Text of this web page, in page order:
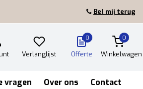
Bel mij terug
Verlanglijst
0
Offerte
0
Winkelwagen
vragen Over ons Contact